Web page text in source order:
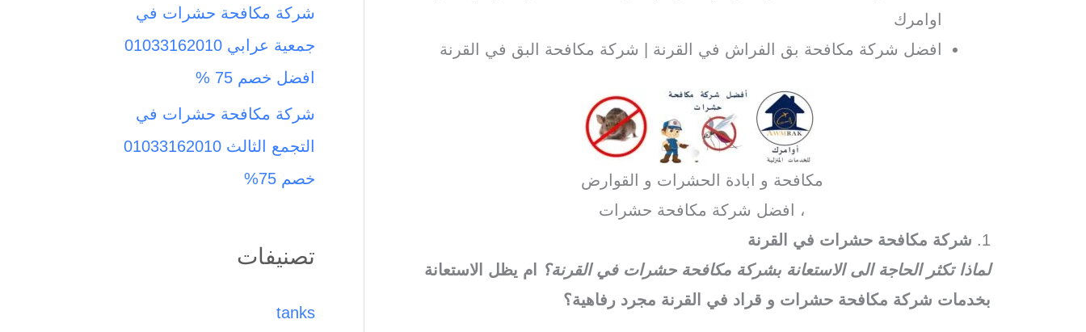
اوامرك
افضل شركة مكافحة بق الفراش في القرنة | شركة مكافحة البق في القرنة
مكافحة و ابادة الحشرات و القوارض
، افضل شركة مكافحة حشرات
1.
شركة مكافحة حشرات في القرنة
لماذا تكثر الحاجة الى الاستعانة بشركة مكافحة حشرات في القرنة؟
ام يظل الاستعانة
بخدمات شركة مكافحة حشرات و قراد في القرنة مجرد رفاهية؟
شركة مكافحة حشرات في
جمعية عرابي 01033162010
افضل خصم 75 %
شركة مكافحة حشرات في
التجمع الثالث 01033162010
خصم 75%
تصنيفات
tanks